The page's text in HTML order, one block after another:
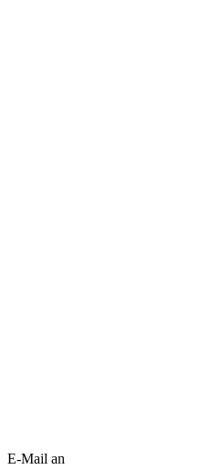
E-Mail an